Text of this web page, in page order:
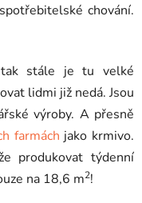
chování.
stále je tu velké
lidmi již nedá. Jsou
výroby. A přesně
farmách jako krmivo.
produkovat týdenní
na 18,6 m2!